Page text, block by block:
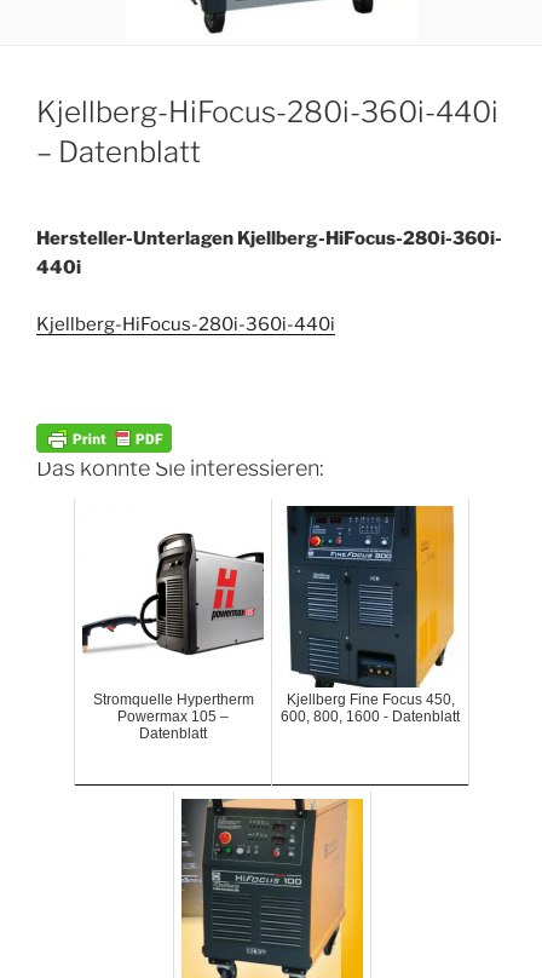
Kjellberg-HiFocus-280i-360i-440i
– Datenblatt
Hersteller-Unterlagen Kjellberg-HiFocus-280i-360i-
440i
Kjellberg-HiFocus-280i-360i-440i
Das könnte Sie interessieren:
Stromquelle Hypertherm
Powermax 105 –
Datenblatt
Kjellberg Fine Focus 450,
600, 800, 1600 - Datenblatt